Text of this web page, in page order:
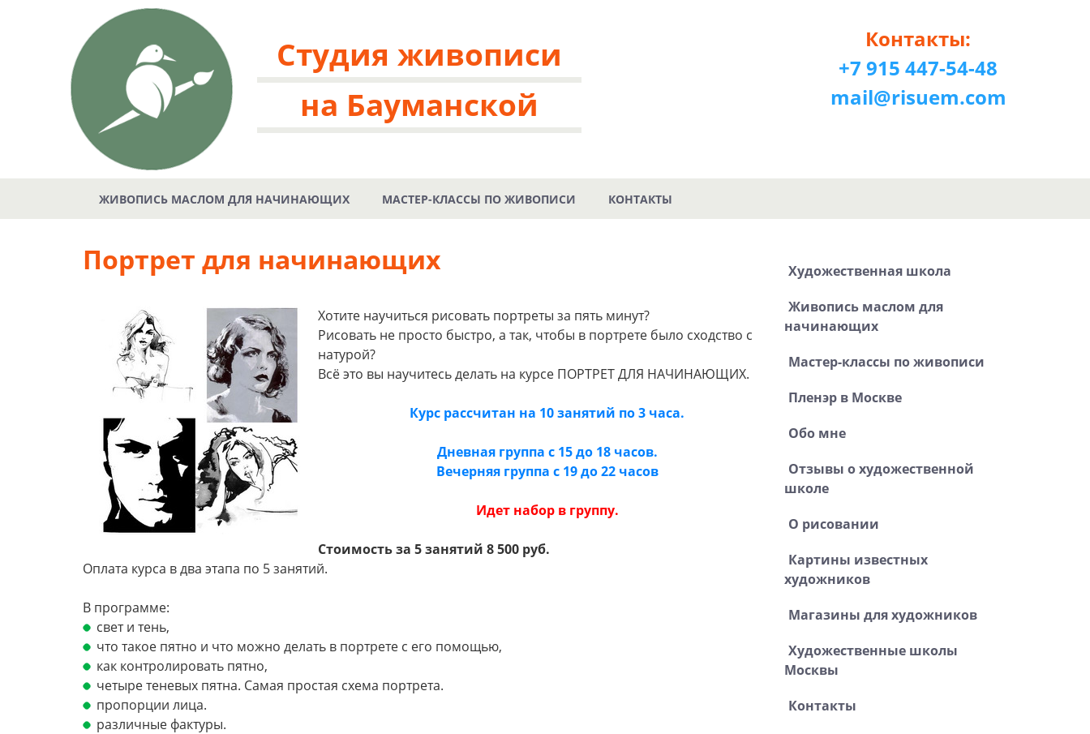
Студия живописи
на Бауманской
Контакты:
+7 915 447-54-48
mail@risuem.com
ЖИВОПИСЬ МАСЛОМ ДЛЯ НАЧИНАЮЩИХ МАСТЕР-КЛАССЫ ПО ЖИВОПИСИ КОНТАКТЫ
Портрет для начинающих
Хотите научиться рисовать портреты за пять минут?
Рисовать не просто быстро, а так, чтобы в портрете было сходство с
натурой?
Всё это вы научитесь делать на курсе ПОРТРЕТ ДЛЯ НАЧИНАЮЩИХ.
Курс рассчитан на 10 занятий по 3 часа.
Дневная группа с 15 до 18 часов.
Вечерняя группа с 19 до 22 часов
Идет набор в группу.
Стоимость за 5 занятий 8 500 руб.
Оплата курса в два этапа по 5 занятий.
В программе:
свет и тень,
что такое пятно и что можно делать в портрете с его помощью,
как контролировать пятно,
четыре теневых пятна. Самая простая схема портрета.
пропорции лица.
различные фактуры.
Художественная школа
Живопись маслом для
начинающих
Мастер-классы по живописи
Пленэр в Москве
Обо мне
Отзывы о художественной
школе
О рисовании
Картины известных
художников
Магазины для художников
Художественные школы
Москвы
Контакты